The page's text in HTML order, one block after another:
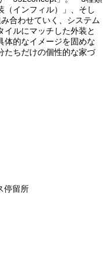
（インフィル）」、そし
合わせていく、システム
イルにマッチした外装と
体的なイメージを固めな
たちだけの個性的な家づ
停留所